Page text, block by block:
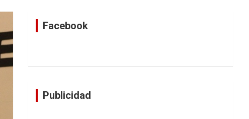
Facebook
Publicidad